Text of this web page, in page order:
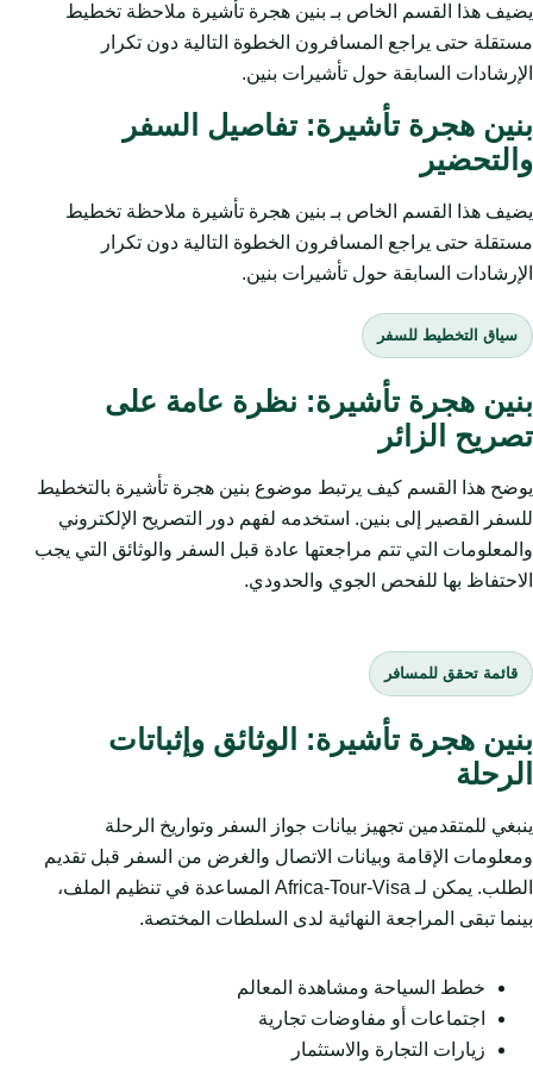
يضيف هذا القسم الخاص بـ بنين هجرة تأشيرة ملاحظة تخطيط
مستقلة حتى يراجع المسافرون الخطوة التالية دون تكرار
الإرشادات السابقة حول تأشيرات بنين.
بنين هجرة تأشيرة: تفاصيل السفر
والتحضير
يضيف هذا القسم الخاص بـ بنين هجرة تأشيرة ملاحظة تخطيط
مستقلة حتى يراجع المسافرون الخطوة التالية دون تكرار
الإرشادات السابقة حول تأشيرات بنين.
سياق التخطيط للسفر
بنين هجرة تأشيرة: نظرة عامة على
تصريح الزائر
يوضح هذا القسم كيف يرتبط موضوع بنين هجرة تأشيرة بالتخطيط
للسفر القصير إلى بنين. استخدمه لفهم دور التصريح الإلكتروني
والمعلومات التي تتم مراجعتها عادة قبل السفر والوثائق التي يجب
الاحتفاظ بها للفحص الجوي والحدودي.
قائمة تحقق للمسافر
بنين هجرة تأشيرة: الوثائق وإثباتات
الرحلة
ينبغي للمتقدمين تجهيز بيانات جواز السفر وتواريخ الرحلة
ومعلومات الإقامة وبيانات الاتصال والغرض من السفر قبل تقديم
الطلب. يمكن لـ Africa-Tour-Visa المساعدة في تنظيم الملف،
بينما تبقى المراجعة النهائية لدى السلطات المختصة.
خطط السياحة ومشاهدة المعالم
اجتماعات أو مفاوضات تجارية
زيارات التجارة والاستثمار